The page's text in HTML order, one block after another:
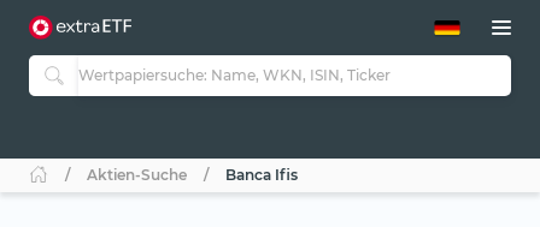
ETF-Guide 2.0
Guide Aktive ETFs
ETF-Sparpläne
Aktien-Suche Banca Ifis